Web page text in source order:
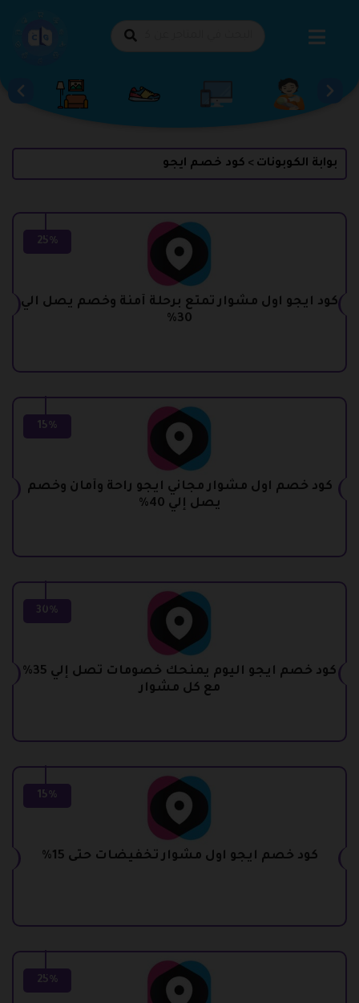
بوابة الكوبونات > كود خصم ايجو
25%
كود ايجو اول مشوار تمتع برحلة أمنة وخصم يصل الي
30%
15%
كود خصم اول مشوار مجاني ايجو راحة وأمان وخصم
يصل إلي 40%
30%
كود خصم ايجو اليوم يمنحك خصومات تصل إلي 35%
مع كل مشوار
15%
كود خصم ايجو اول مشوار تخفيضات حتى 15%
25%